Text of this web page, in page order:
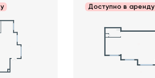
Доступно в аренду